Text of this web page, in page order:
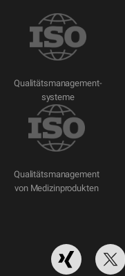
Qualitätsmanagement-
systeme
Qualitätsmanagement
von Medizinprodukten